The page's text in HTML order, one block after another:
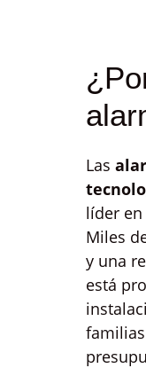
Las
líder
Miles
y una
está